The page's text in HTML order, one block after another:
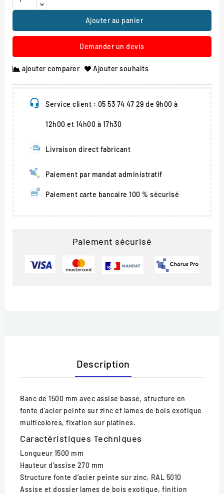
Ajouter au panier
Demander un devis
ajouter comparer Ajouter souhaits
Service client : 05 53 74 47 29 de 9h00 à
12h00 et 14h00 à 17h30
Livraison direct fabricant
Paiement par mandat administratif
Paiement carte bancaire 100 % sécurisé
Paiement sécurisé
Description
Banc de 1500 mm avec assise basse, structure en
fonte d’acier peinte sur zinc et lames de bois exotique
multicolores, fixation sur platines.
Caractéristiques Techniques
Longueur 1500 mm
Hauteur d’assise 270 mm
Structure fonte d’acier peinte sur zinc, RAL 5010
Assise et dossier lames de bois exotique, finition